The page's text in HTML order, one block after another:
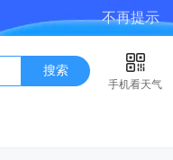
不再提示
搜索
手机看天气